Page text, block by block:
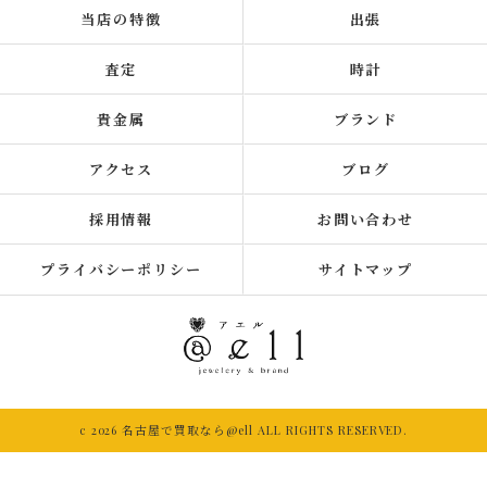
当店の特徴 出張
査定 時計
貴金属 ブランド
アクセス ブログ
採用情報 お問い合わせ
プライバシーポリシー サイトマップ
c 2026 名古屋で買取なら@ell ALL RIGHTS RESERVED.